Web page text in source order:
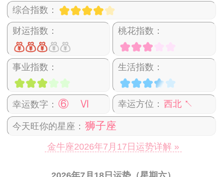
综合指数：
财运指数： 桃花指数：
事业指数： 生活指数：
幸运数字： ⑥ Ⅵ 幸运方位： 西北 ↖
今天旺你的星座： 狮子座
金牛座2026年7月17日运势详解 »